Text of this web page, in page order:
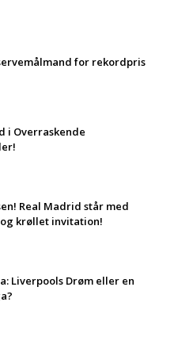
for rekordpris
i Overraskende
Real Madrid står med
krøllet invitation!
Liverpools Drøm eller en